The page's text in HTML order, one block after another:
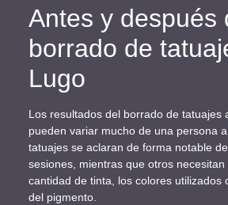
Antes y después
borrado de
Lugo
Los resultados del borrado de tatuajes
pueden variar mucho de una persona
tatuajes se aclaran de forma notable
sesiones, mientras que otros
cantidad de tinta, los colores utilizados
del pigmento.